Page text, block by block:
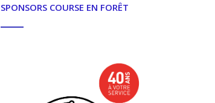
SPONSORS COURSE EN FORÊT